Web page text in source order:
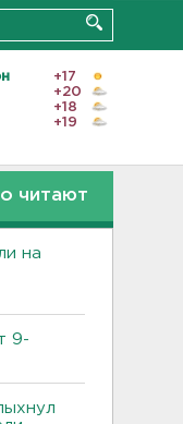
+17
+20
+18
+19
читают
на
9-